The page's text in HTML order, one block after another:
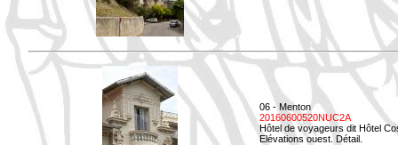
06 - Menton
20160600520NUC2A
Hôtel de voyageurs dit Hôtel
Elévations ouest. Détail.